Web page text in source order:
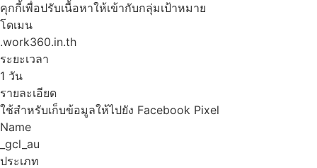
คุกกี้เพื่อปรับเนื้อหาให้เข้ากับกลุ่มเป้าหมาย
โดเมน
.work360.in.th
ระยะเวลา
1 วัน
รายละเอียด
ใช้สำหรับเก็บข้อมูลให้ไปยัง Facebook Pixel
Name
_gcl_au
ประเภท